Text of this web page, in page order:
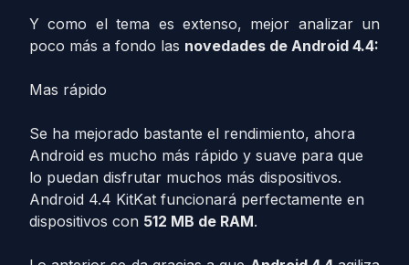
Y como el tema es extenso, mejor analizar un
poco más a fondo las novedades de Android 4.4:
Mas rápido
Se ha mejorado bastante el rendimiento, ahora
Android es mucho más rápido y suave para que
lo puedan disfrutar muchos más dispositivos.
Android 4.4 KitKat funcionará perfectamente en
dispositivos con 512 MB de RAM.